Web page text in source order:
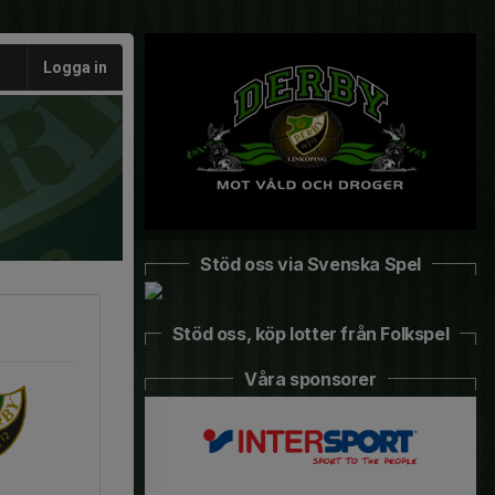
Logga in
Stöd oss via Svenska Spel
Stöd oss, köp lotter från Folkspel
Våra sponsorer